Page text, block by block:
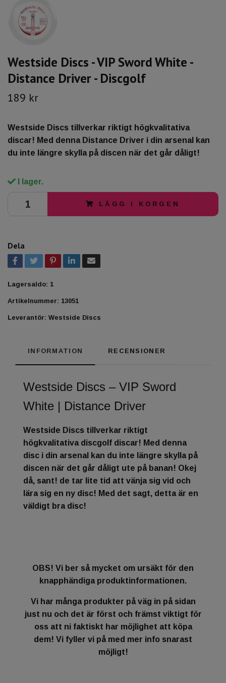
Westside Discs - VIP Sword White -
Distance Driver - Discgolf
189 kr
Westside Discs tillverkar riktigt högkvalitativa
discar! Med denna Distance Driver i din arsenal kan
du inte längre skylla på discen när det går dåligt!
I lager.
LÄGG I KORGEN
Dela
Lagersaldo: 1
Artikelnummer: 13051
Leverantör: Westside Discs
INFORMATION RECENSIONER
Westside Discs – VIP Sword
White | Distance Driver
Westside Discs tillverkar riktigt
högkvalitativa discgolf discar! Med denna
disc i din arsenal kan du inte längre skylla på
discen när det går dåligt ute på banan! Okej
då, sant! de tar lite tid att vänja sig vid och
lära sig en ny disc! Med det sagt, detta är en
väldigt bra disc!
OBS! Vi ber så mycket om ursäkt för den
knapphändiga produktinformationen.
Vi har många produkter på väg in på sidan
just nu och det är först och främst viktigt för
oss att ni faktiskt har möjlighet att köpa
dem! Vi fyller vi på med mer info snarast
möjligt!